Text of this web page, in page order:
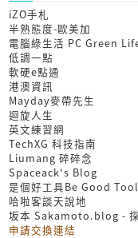
iZO手札
半熟態度-歐美加
電腦綠生活 PC Green
低調一點
軟硬e點通
港澳資訊
Mayday麥帶先生
迴旋人生
英文練習網
TechXG 科技指南
Liumang 碎碎念
Spaceack's Blog
是個好工具Be Good Tool
哈啦客談天說地
坂本 Sakamoto.blog -
申請交換連結